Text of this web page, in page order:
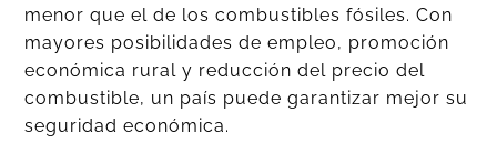
menor que el de los combustibles fósiles. Con
mayores posibilidades de empleo, promoción
económica rural y reducción del precio del
combustible, un país puede garantizar mejor su
seguridad económica.